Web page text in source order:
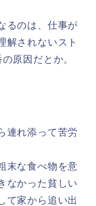
るのは、仕事が
解されないスト
原因だとか。
連れ添って苦労
末な食べ物を意
なかった貧しい
て家から追い出